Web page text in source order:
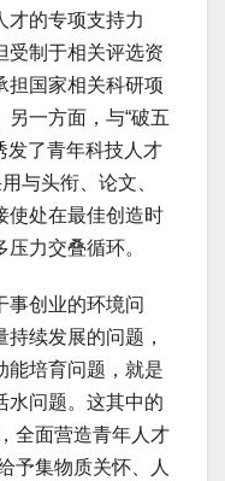
才的专项支持力
受制于相关评选资
担国家相关科研项
另一方面，与“破五
发了青年科技人才
与头衔、论文、
使处在最佳创造时
力交叠循环。
创业的环境问
续发展的问题，
能培育问题，就是
水问题。这其中的
全面营造青年人才
予集物质关怀、人